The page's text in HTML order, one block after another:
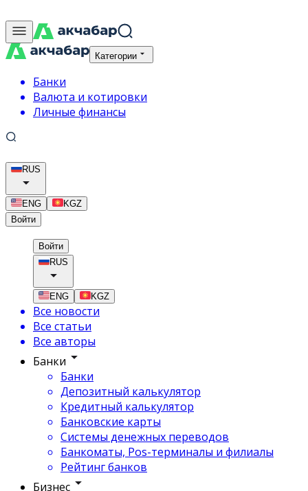
Категории
Банки
Валюта и котировки
Личные финансы
RUS
ENG
KGZ
Войти
Войти
RUS
ENG KGZ
Все новости
Все статьи
Все авторы
Банки
Банки
Депозитный калькулятор
Кредитный калькулятор
Банковские карты
Системы денежных переводов
Банкоматы, Pos-терминалы и филиалы
Рейтинг банков
Бизнес